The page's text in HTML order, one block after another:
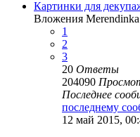
Картинки для
Вложения Merendinka
1
2
3
20 Ответы
204090
Последнее
последнему
12 май 2015,